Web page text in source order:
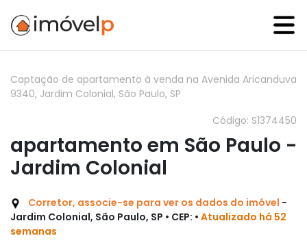
Captação de apartamento à venda na Avenida Aricanduva
9340, Jardim Colonial, São Paulo, SP
Código: S1374450
apartamento em São Paulo -
Jardim Colonial
Corretor, associe-se para ver os dados do imóvel -
Jardim Colonial, São Paulo, SP • CEP: • Atualizado há 52
semanas